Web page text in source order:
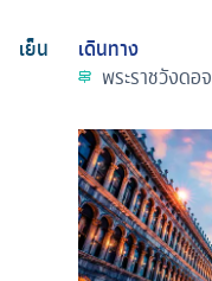
เย็น
เดินทาง
พระราชวังดอ